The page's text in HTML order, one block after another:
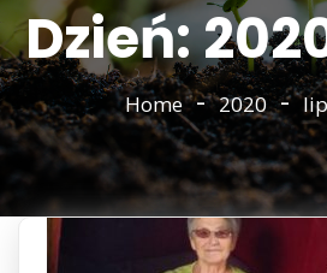
Dzień:
Home 2020